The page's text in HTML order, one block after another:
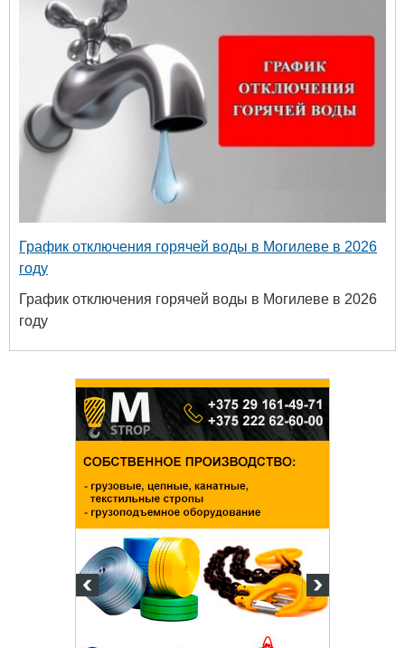
График отключения горячей воды в Могилеве в 2026
году
График отключения горячей воды в Могилеве в 2026
году
Белорусский государственный
университет пищевых и
химических технологий
+375 222 63-92-70, +375 222 63-18-45